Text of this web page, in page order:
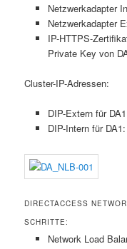
Netzwerkadapter
Netzwerkadapter
IP-HTTPS-
Private Key von
Cluster-IP-Adressen:
DIP-Extern für
DIP-Intern für DA1:
DIRECTACCESS
SCHRITTE:
Network Load